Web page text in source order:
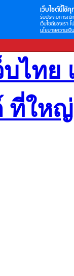
เว็บไซต์นี้ใช้คุ
รับประสบการณ์
เว็บไซต์ของเรา
นโยบายความเป็
ไทย
ที่ให